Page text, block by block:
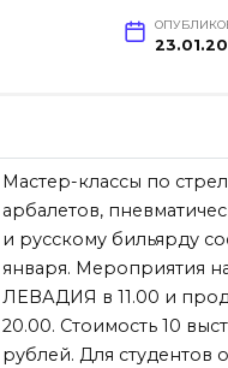
Мастер-классы по
арбалетов,
и русскому бильярду
января. Мероприятия
ЛЕВАДИЯ в 11.00 и
20.00. Стоимость 10
рублей. Для студентов